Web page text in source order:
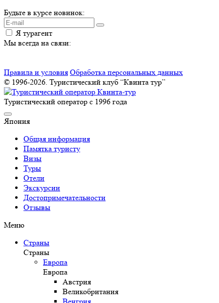
Будьте в курсе новинок:
Я турагент
Мы всегда на связи:
Правила и условия Обработка персональных данных
© 1996-2026. Туристический клуб “Квинта тур”
Туристический оператор с 1996 года
Япония
Общая информация
Памятка туристу
Визы
Туры
Отели
Экскурсии
Достопримечательности
Отзывы
Меню
Страны
Страны
Европа
Европа
Австрия
Великобритания
Венгрия